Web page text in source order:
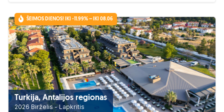
ŠEIMOS DIENOS! IKI -11.99% – IKI 08.06
Turkija, Antalijos regionas
2026 Birželis - Lapkritis